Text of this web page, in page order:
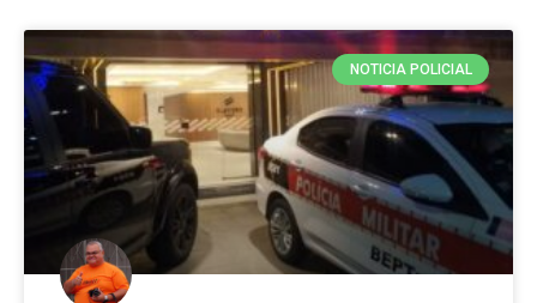
NOTICIA POLICIAL